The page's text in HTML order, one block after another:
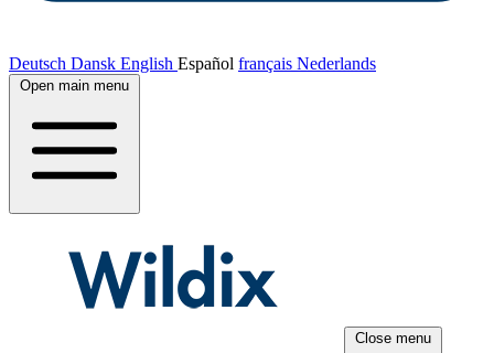
Deutsch Dansk English Español français Nederlands
Open main menu
Close menu